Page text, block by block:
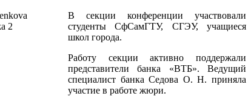
В секции конференции участвовали
студенты СфСамГТУ, СГЭУ, учащиеся
школ города.
Работу секции активно поддержали
представители банка «ВТБ». Ведущий
специалист банка Седова О. Н. приняла
участие в работе жюри.